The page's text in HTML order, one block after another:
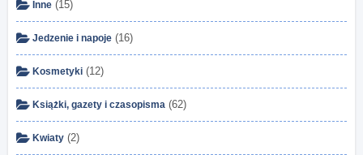
Inne (15)
Jedzenie i napoje (16)
Kosmetyki (12)
Książki, gazety i czasopisma (62)
Kwiaty (2)